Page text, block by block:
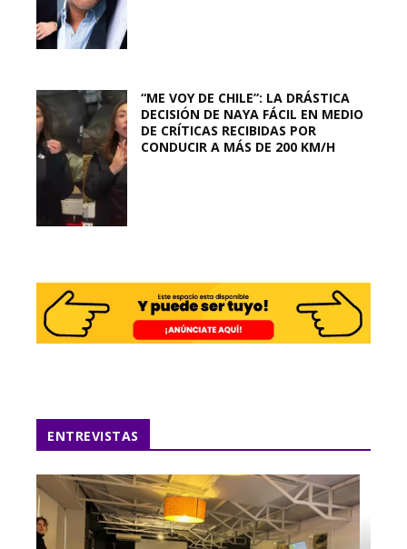
“ME VOY DE CHILE”: LA DRÁSTICA
DECISIÓN DE NAYA FÁCIL EN MEDIO
DE CRÍTICAS RECIBIDAS POR
CONDUCIR A MÁS DE 200 KM/H
ENTREVISTAS